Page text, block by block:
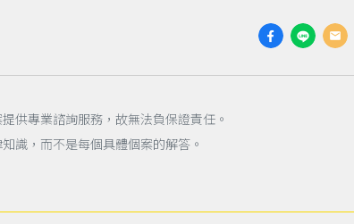
供專業諮詢服務，故無法負保證責任。
識，而不是每個具體個案的解答。